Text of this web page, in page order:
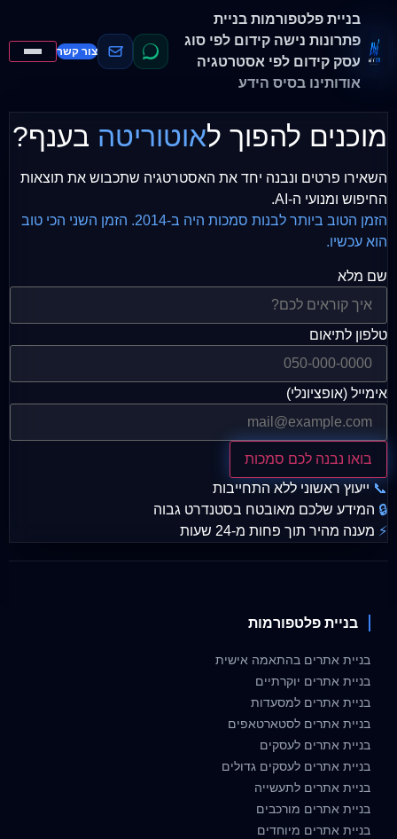
בניית פלטפורמות בניית
פתרונות נישה קידום לפי סוג
עסק קידום לפי אסטרטגיה
אודותינו בסיס הידע
צור קשר
מוכנים להפוך לאוטוריטה בענף?
השאירו פרטים ונבנה יחד את האסטרטגיה שתכבוש את תוצאות
החיפוש ומנועי ה-AI.
הזמן הטוב ביותר לבנות סמכות היה ב-2014. הזמן השני הכי טוב
הוא עכשיו.
שם מלא
טלפון לתיאום
אימייל (אופציונלי)
בואו נבנה לכם סמכות
📞 ייעוץ ראשוני ללא התחייבות
🔒 המידע שלכם מאובטח בסטנדרט גבוה
⚡ מענה מהיר תוך פחות מ-24 שעות
בניית פלטפורמות
בניית אתרים בהתאמה אישית
בניית אתרים יוקרתיים
בניית אתרים למסעדות
בניית אתרים לסטארטאפים
בניית אתרים לעסקים
בניית אתרים לעסקים גדולים
בניית אתרים לתעשייה
בניית אתרים מורכבים
בניית אתרים מיוחדים